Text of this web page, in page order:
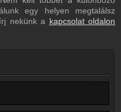
élőkép
hírek
egy helyen megtalálsz
nekünk a kapcsolat oldalon